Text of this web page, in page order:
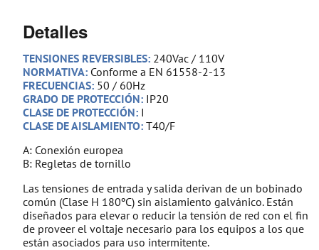
Detalles
TENSIONES REVERSIBLES: 240Vac / 110V
NORMATIVA: Conforme a EN 61558-2-13
FRECUENCIAS: 50 / 60Hz
GRADO DE PROTECCIÓN: IP20
CLASE DE PROTECCIÓN: I
CLASE DE AISLAMIENTO:T40/F
A: Conexión europea
B: Regletas de tornillo
Las tensiones de entrada y salida derivan de un bobinado
común (Clase H 180ºC) sin aislamiento galvánico. Están
diseñados para elevar o reducir la tensión de red con el fin
de proveer el voltaje necesario para los equipos a los que
están asociados para uso intermitente.